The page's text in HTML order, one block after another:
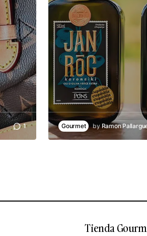
1 Gourmet byRamon
Tienda